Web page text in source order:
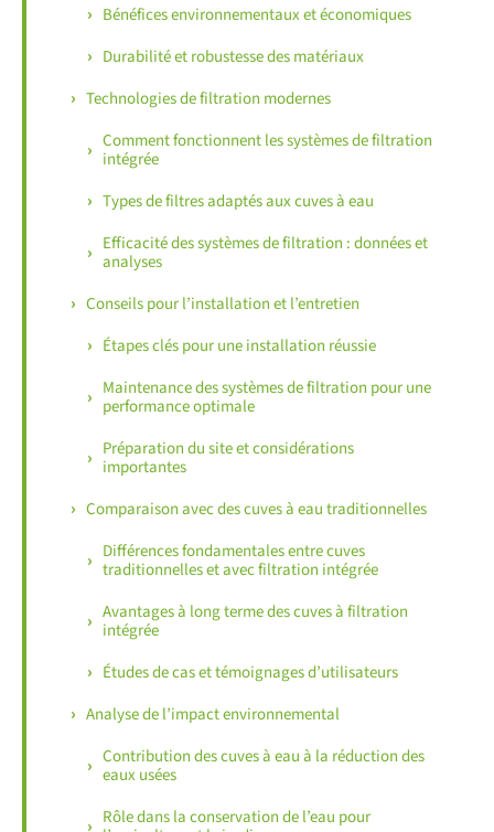
Bénéfices environnementaux et économiques
Durabilité et robustesse des matériaux
Technologies de filtration modernes
Comment fonctionnent les systèmes de filtration
intégrée
Types de filtres adaptés aux cuves à eau
Efficacité des systèmes de filtration : données et
analyses
Conseils pour l’installation et l’entretien
Étapes clés pour une installation réussie
Maintenance des systèmes de filtration pour une
performance optimale
Préparation du site et considérations
importantes
Comparaison avec des cuves à eau traditionnelles
Différences fondamentales entre cuves
traditionnelles et avec filtration intégrée
Avantages à long terme des cuves à filtration
intégrée
Études de cas et témoignages d’utilisateurs
Analyse de l’impact environnemental
Contribution des cuves à eau à la réduction des
eaux usées
Rôle dans la conservation de l’eau pour